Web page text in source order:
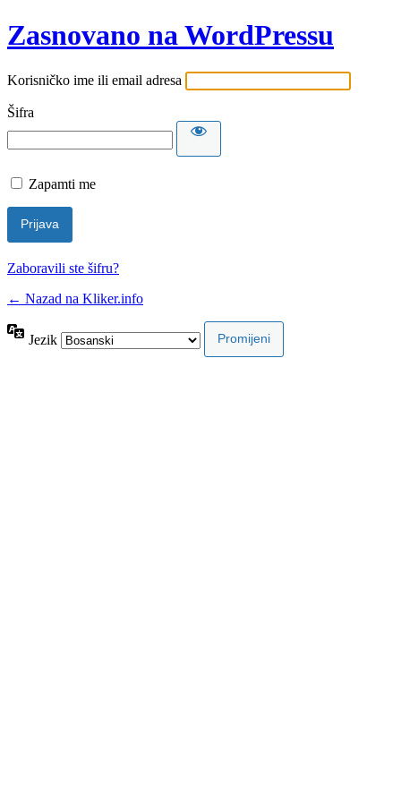
Zasnovano na WordPressu
Korisničko ime ili email adresa
Šifra
Zapamti me
Zaboravili ste šifru?
← Nazad na Kliker.info
Jezik